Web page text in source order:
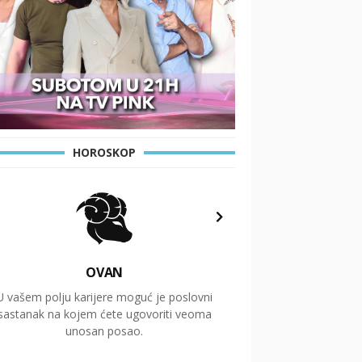
HOROSKOP
OVAN
vašem polju karijere moguć je poslovni
na kojem ćete ugovoriti veoma
unosan posao.